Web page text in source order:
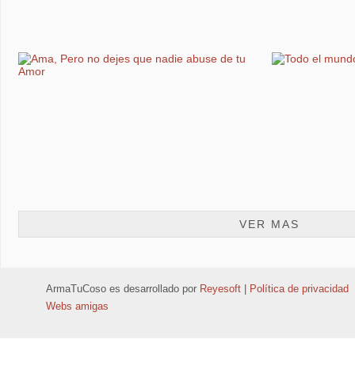
VER MAS
ArmaTuCoso es desarrollado por Reyesoft
Política de privacidad
Webs amigas